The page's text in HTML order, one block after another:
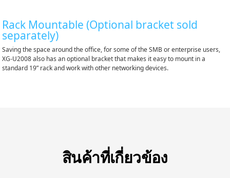
Rack Mountable (Optional bracket sold
separately)
Saving the space around the office, for some of the SMB or enterprise users,
XG-U2008 also has an optional bracket that makes it easy to mount in a
standard 19” rack and work with other networking devices.
สินค้าที่เกี่ยวข้อง